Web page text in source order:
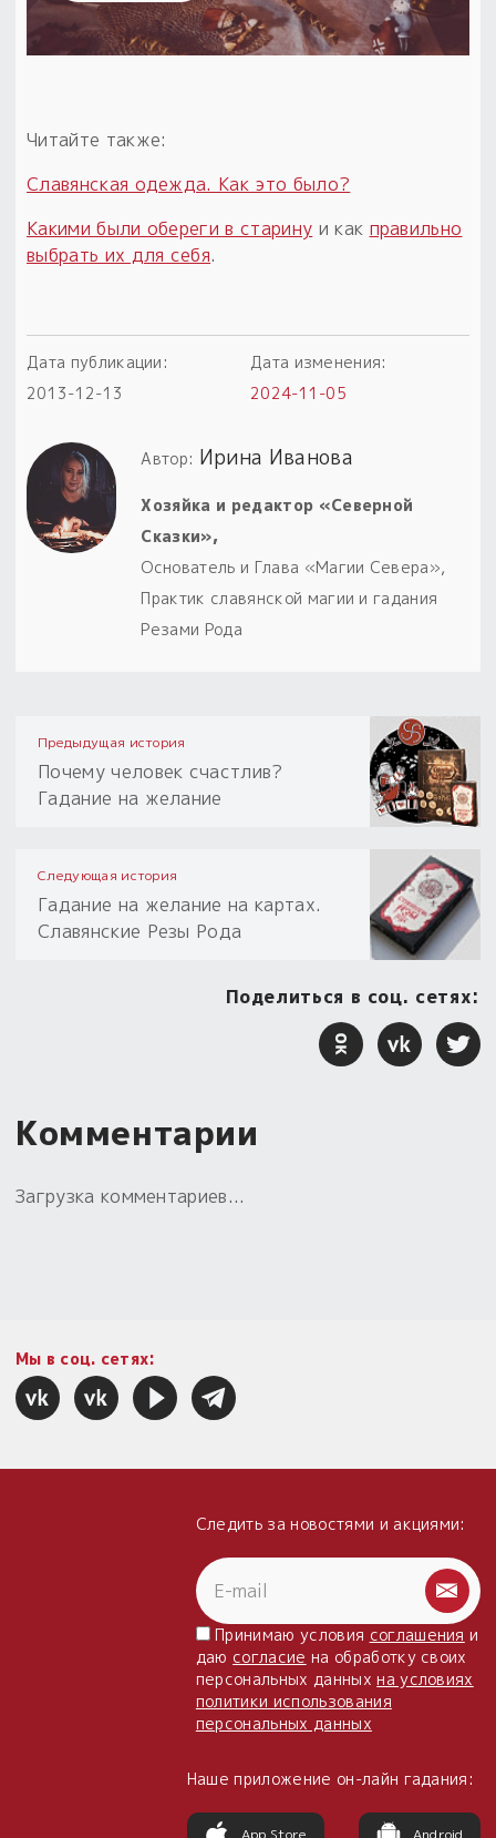
Читайте также:
Славянская одежда. Как это было?
Какими были обереги в старину и как правильно
выбрать их для себя.
Дата публикации:
2013-12-13
Дата изменения:
2024-11-05
Автор: Ирина Иванова
Хозяйка и редактор «Северной
Сказки»,
Основатель и Глава «Магии Севера»,
Практик славянской магии и гадания
Резами Рода
Предыдущая история
Почему человек счастлив?
Гадание на желание
Следующая история
Гадание на желание на картах.
Славянские Резы Рода
Поделиться в соц. сетях:
Комментарии
Загрузка комментариев...
Мы в соц. сетях:
Следить за новостями и акциями:
Принимаю условия соглашения и
даю согласие на обработку своих
персональных данныхна условиях
политики использования
персональных данных
Наше приложение он-лайн гадания:
App Store Android